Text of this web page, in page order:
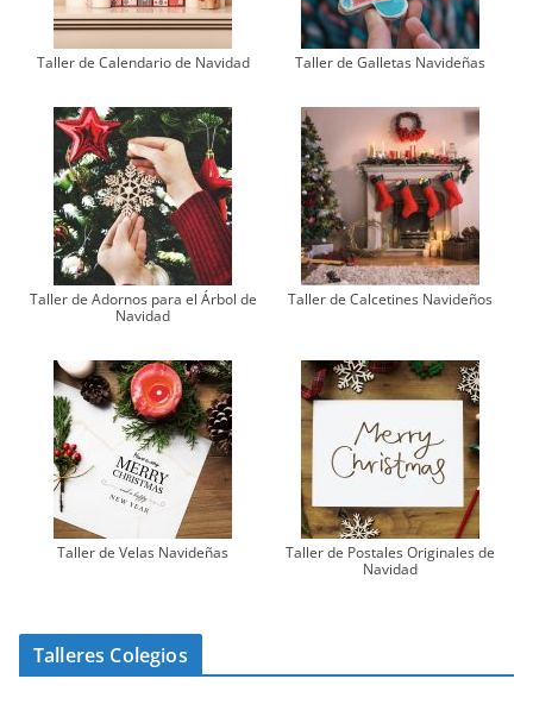
Taller de Calendario de Navidad Taller de Galletas Navideñas
Taller de Adornos para el Árbol de
Navidad
Taller de Calcetines Navideños
Taller de Velas Navideñas
Taller de Postales Originales de
Navidad
Talleres Colegios